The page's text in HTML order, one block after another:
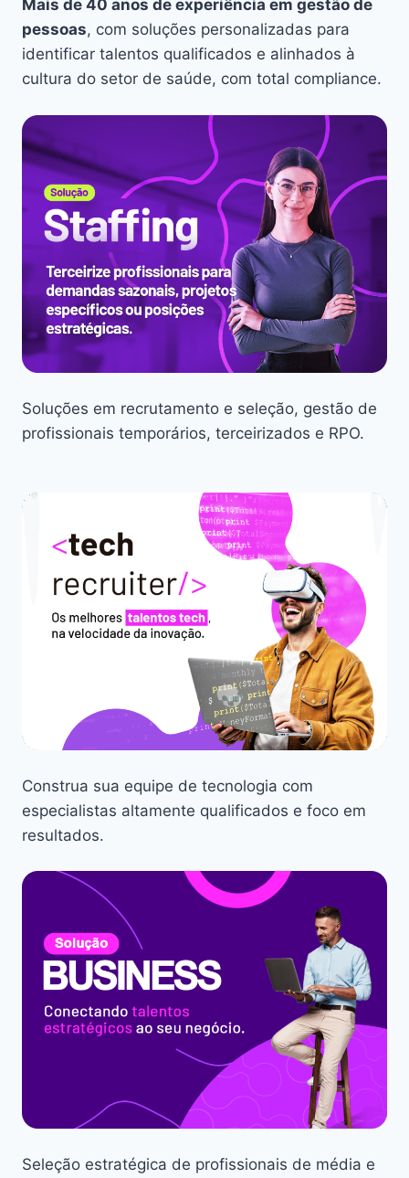
Mais de 40 anos de experiência em gestão de
pessoas, com soluções personalizadas para
identificar talentos qualificados e alinhados à
cultura do setor de saúde, com total compliance.
Soluções em recrutamento e seleção, gestão de
profissionais temporários, terceirizados e RPO.
Construa sua equipe de tecnologia com
especialistas altamente qualificados e foco em
resultados.
Seleção estratégica de profissionais de média e